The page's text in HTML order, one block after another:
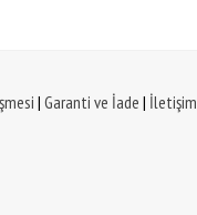
| Garanti ve İade | İletişim